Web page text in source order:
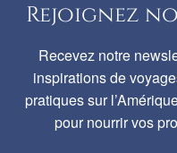
Rejoignez
Recevez notre
inspirations de
pratiques sur
pour nourrir vos